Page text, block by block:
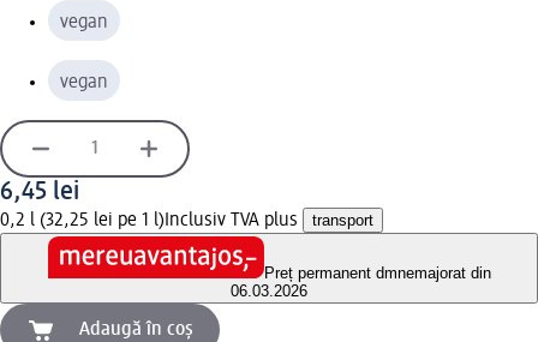
vegan
vegan
6,45 lei
0,2 l (32,25 lei pe 1 l) Inclusiv TVA plus transport
Preț permanent dmnemajorat din
06.03.2026
Adaugă în coș